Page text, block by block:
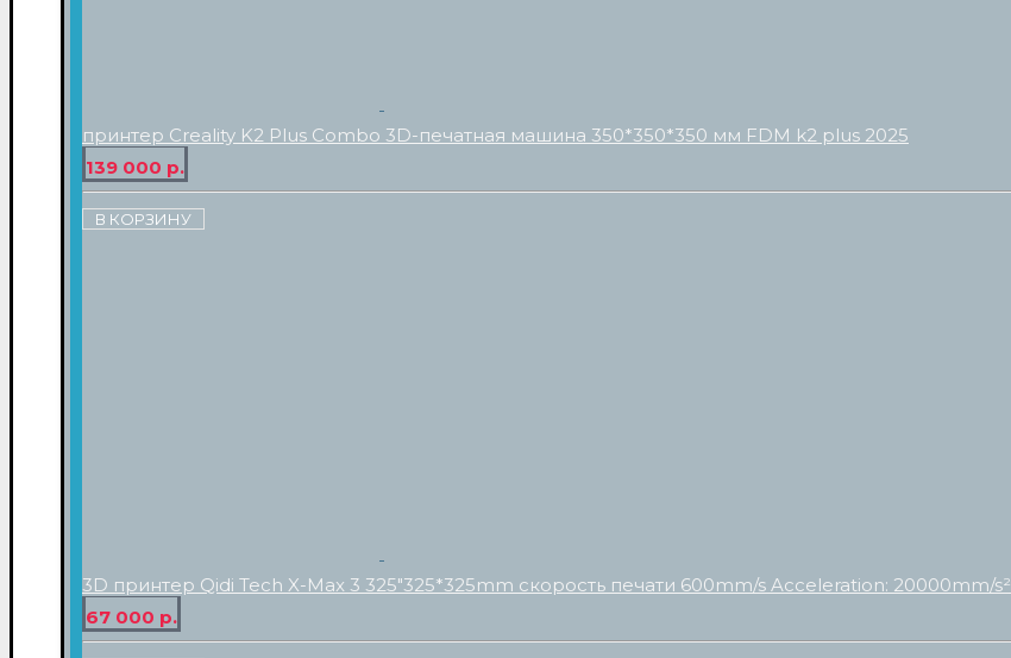
принтер Creality K2 Plus Combo 3D-печатная машина 350*350*350 мм FDM k2 plus 2025
139 000 р.
В КОРЗИНУ
3D принтер Qidi Tech X-Max 3 325"325*325mm скорость печати 600mm/s Acceleration: 20000mm/s²
67 000 р.